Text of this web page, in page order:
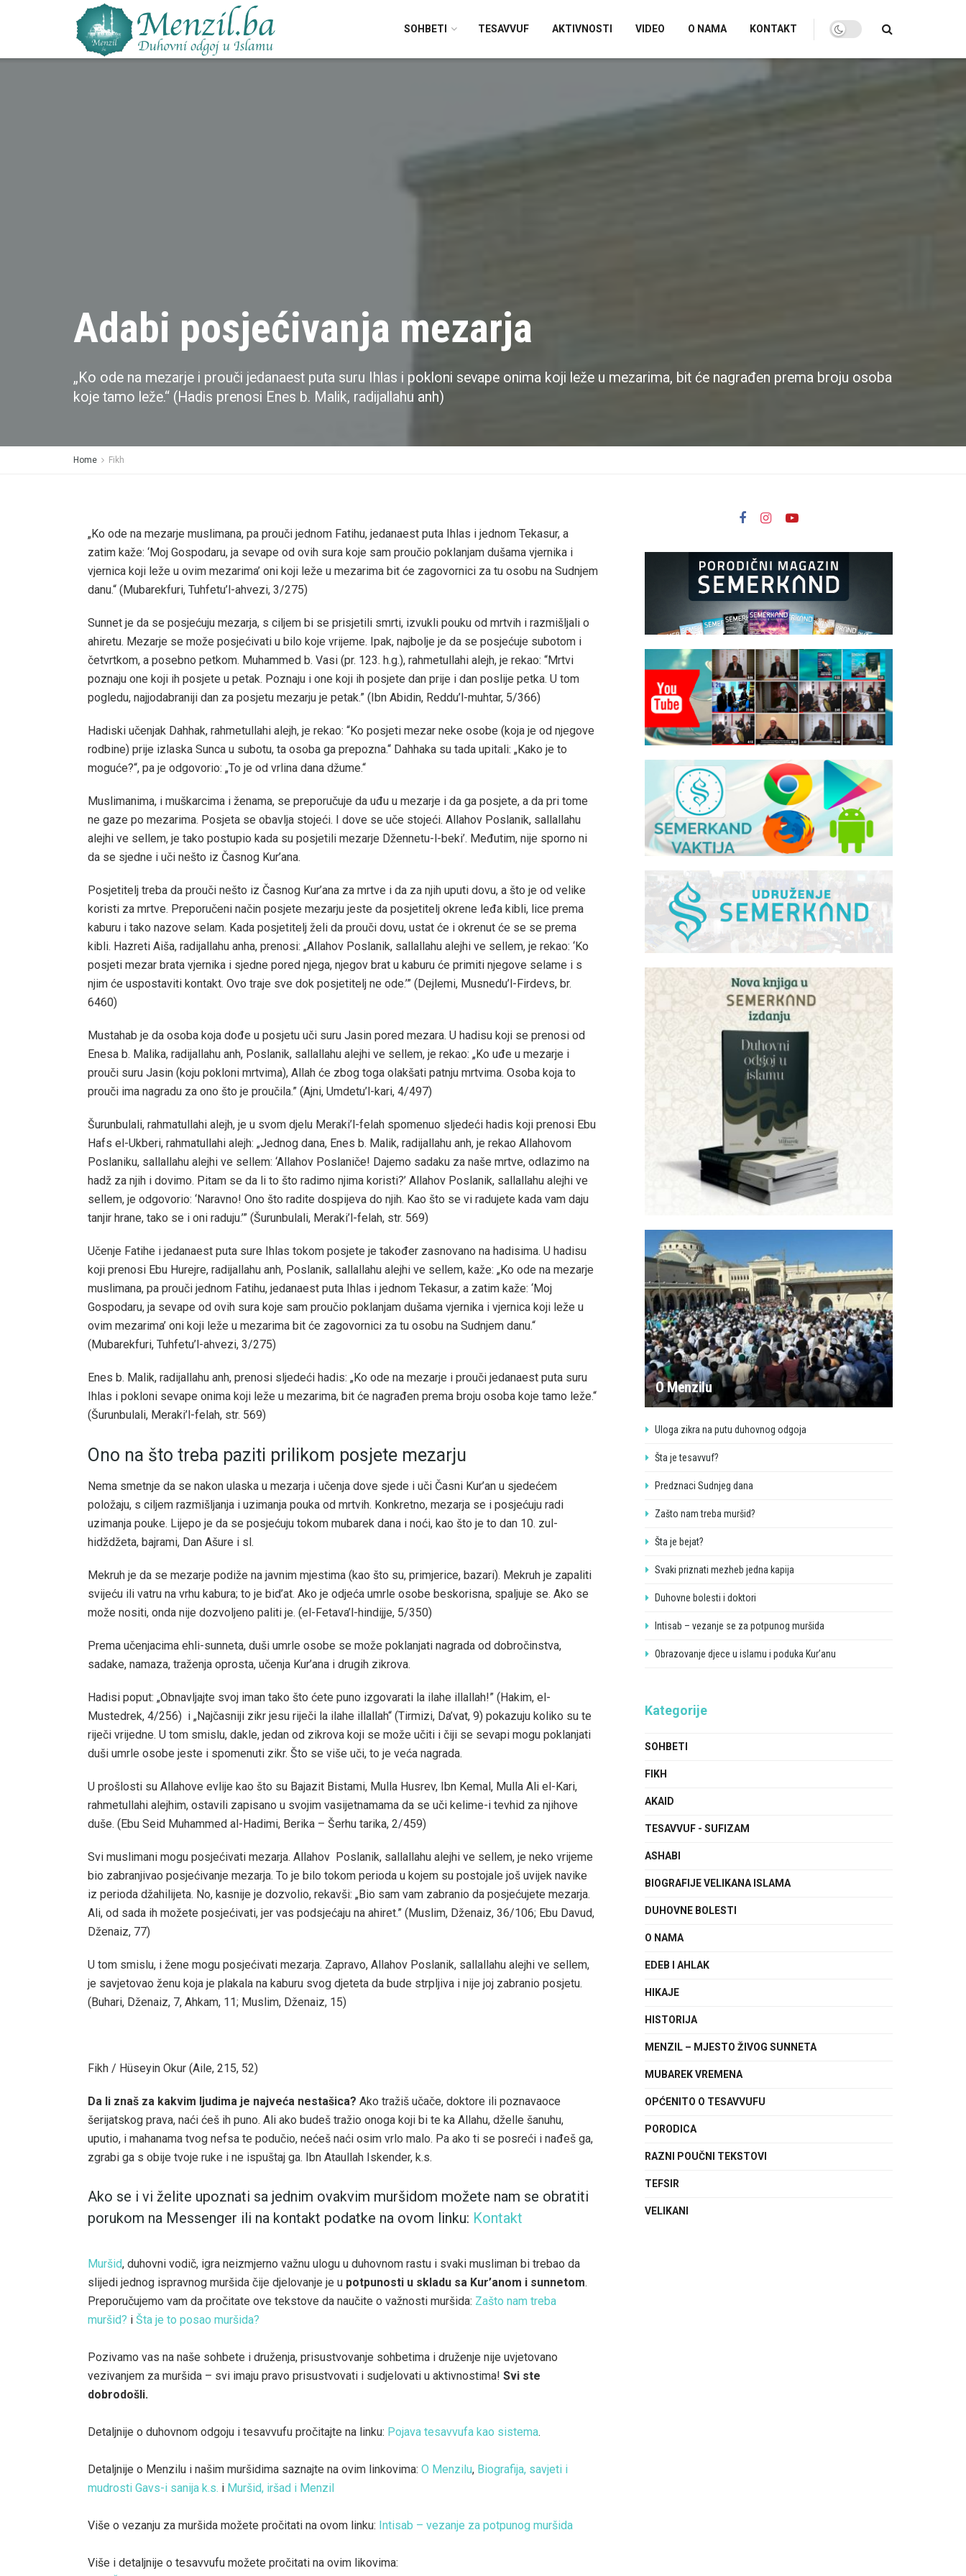
SOHBETI TESAVVUF AKTIVNOSTI VIDEO O NAMA KONTAKT
Adabi posjećivanja mezarja
„Ko ode na mezarje i prouči jedanaest puta suru Ihlas i pokloni sevape onima koji leže u mezarima, bit će nagrađen prema broju osoba
koje tamo leže.“ (Hadis prenosi Enes b. Malik, radijallahu anh)
Home Fikh
„Ko ode na mezarje muslimana, pa prouči jednom Fatihu, jedanaest puta Ihlas i jednom Tekasur, a
zatim kaže: ‘Moj Gospodaru, ja sevape od ovih sura koje sam proučio poklanjam dušama vjernika i
vjernica koji leže u ovim mezarima’ oni koji leže u mezarima bit će zagovornici za tu osobu na Sudnjem
danu.“ (Mubarekfuri, Tuhfetu’l-ahvezi, 3/275)
Sunnet je da se posjećuju mezarja, s ciljem bi se prisjetili smrti, izvukli pouku od mrtvih i razmišljali o
ahiretu. Mezarje se može posjećivati u bilo koje vrijeme. Ipak, najbolje je da se posjećuje subotom i
četvrtkom, a posebno petkom. Muhammed b. Vasi (pr. 123. h.g.), rahmetullahi alejh, je rekao: “Mrtvi
poznaju one koji ih posjete u petak. Poznaju i one koji ih posjete dan prije i dan poslije petka. U tom
pogledu, najjodabraniji dan za posjetu mezarju je petak.” (Ibn Abidin, Reddu’l-muhtar, 5/366)
Hadiski učenjak Dahhak, rahmetullahi alejh, je rekao: “Ko posjeti mezar neke osobe (koja je od njegove
rodbine) prije izlaska Sunca u subotu, ta osoba ga prepozna.“ Dahhaka su tada upitali: „Kako je to
moguće?“, pa je odgovorio: „To je od vrlina dana džume.“
Muslimanima, i muškarcima i ženama, se preporučuje da uđu u mezarje i da ga posjete, a da pri tome
ne gaze po mezarima. Posjeta se obavlja stojeći. I dove se uče stojeći. Allahov Poslanik, sallallahu
alejhi ve sellem, je tako postupio kada su posjetili mezarje Džennetu-l-beki’. Međutim, nije sporno ni
da se sjedne i uči nešto iz Časnog Kur’ana.
Posjetitelj treba da prouči nešto iz Časnog Kur’ana za mrtve i da za njih uputi dovu, a što je od velike
koristi za mrtve. Preporučeni način posjete mezarju jeste da posjetitelj okrene leđa kibli, lice prema
kaburu i tako nazove selam. Kada posjetitelj želi da prouči dovu, ustat će i okrenut će se se prema
kibli. Hazreti Aiša, radijallahu anha, prenosi: „Allahov Poslanik, sallallahu alejhi ve sellem, je rekao: ‘Ko
posjeti mezar brata vjernika i sjedne pored njega, njegov brat u kaburu će primiti njegove selame i s
njim će uspostaviti kontakt. Ovo traje sve dok posjetitelj ne ode.’” (Dejlemi, Musnedu’l-Firdevs, br.
6460)
Mustahab je da osoba koja dođe u posjetu uči suru Jasin pored mezara. U hadisu koji se prenosi od
Enesa b. Malika, radijallahu anh, Poslanik, sallallahu alejhi ve sellem, je rekao: „Ko uđe u mezarje i
prouči suru Jasin (koju pokloni mrtvima), Allah će zbog toga olakšati patnju mrtvima. Osoba koja to
prouči ima nagradu za ono što je proučila.” (Ajni, Umdetu’l-kari, 4/497)
Šurunbulali, rahmatullahi alejh, je u svom djelu Meraki’l-felah spomenuo sljedeći hadis koji prenosi Ebu
Hafs el-Ukberi, rahmatullahi alejh: „Jednog dana, Enes b. Malik, radijallahu anh, je rekao Allahovom
Poslaniku, sallallahu alejhi ve sellem: ‘Allahov Poslaniče! Dajemo sadaku za naše mrtve, odlazimo na
hadž za njih i dovimo. Pitam se da li to što radimo njima koristi?’ Allahov Poslanik, sallallahu alejhi ve
sellem, je odgovorio: ‘Naravno! Ono što radite dospijeva do njih. Kao što se vi radujete kada vam daju
tanjir hrane, tako se i oni raduju.’” (Šurunbulali, Meraki’l-felah, str. 569)
Učenje Fatihe i jedanaest puta sure Ihlas tokom posjete je također zasnovano na hadisima. U hadisu
koji prenosi Ebu Hurejre, radijallahu anh, Poslanik, sallallahu alejhi ve sellem, kaže: „Ko ode na mezarje
muslimana, pa prouči jednom Fatihu, jedanaest puta Ihlas i jednom Tekasur, a zatim kaže: ‘Moj
Gospodaru, ja sevape od ovih sura koje sam proučio poklanjam dušama vjernika i vjernica koji leže u
ovim mezarima’ oni koji leže u mezarima bit će zagovornici za tu osobu na Sudnjem danu.“
(Mubarekfuri, Tuhfetu’l-ahvezi, 3/275)
Enes b. Malik, radijallahu anh, prenosi sljedeći hadis: „Ko ode na mezarje i prouči jedanaest puta suru
Ihlas i pokloni sevape onima koji leže u mezarima, bit će nagrađen prema broju osoba koje tamo leže.“
(Šurunbulali, Meraki’l-felah, str. 569)
Ono na što treba paziti prilikom posjete mezarju
Nema smetnje da se nakon ulaska u mezarja i učenja dove sjede i uči Časni Kur’an u sjedećem
položaju, s ciljem razmišljanja i uzimanja pouka od mrtvih. Konkretno, mezarja se i posjećuju radi
uzimanja pouke. Lijepo je da se posjećuju tokom mubarek dana i noći, kao što je to dan 10. zul-
hidždžeta, bajrami, Dan Ašure i sl.
Mekruh je da se mezarje podiže na javnim mjestima (kao što su, primjerice, bazari). Mekruh je zapaliti
svijeću ili vatru na vrhu kabura; to je bid’at. Ako je odjeća umrle osobe beskorisna, spaljuje se. Ako se
može nositi, onda nije dozvoljeno paliti je. (el-Fetava’l-hindijje, 5/350)
Prema učenjacima ehli-sunneta, duši umrle osobe se može poklanjati nagrada od dobročinstva,
sadake, namaza, traženja oprosta, učenja Kur’ana i drugih zikrova.
Hadisi poput: „Obnavljajte svoj iman tako što ćete puno izgovarati la ilahe illallah!” (Hakim, el-
Mustedrek, 4/256) i „Najčasniji zikr jesu riječi la ilahe illallah“ (Tirmizi, Da’vat, 9) pokazuju koliko su te
riječi vrijedne. U tom smislu, dakle, jedan od zikrova koji se može učiti i čiji se sevapi mogu poklanjati
duši umrle osobe jeste i spomenuti zikr. Što se više uči, to je veća nagrada.
U prošlosti su Allahove evlije kao što su Bajazit Bistami, Mulla Husrev, Ibn Kemal, Mulla Ali el-Kari,
rahmetullahi alejhim, ostavili zapisano u svojim vasijetnamama da se uči kelime-i tevhid za njihove
duše. (Ebu Seid Muhammed al-Hadimi, Berika – Šerhu tarika, 2/459)
Svi muslimani mogu posjećivati mezarja. Allahov Poslanik, sallallahu alejhi ve sellem, je neko vrijeme
bio zabranjivao posjećivanje mezarja. To je bilo tokom perioda u kojem su postojale još uvijek navike
iz perioda džahilijeta. No, kasnije je dozvolio, rekavši: „Bio sam vam zabranio da posjećujete mezarja.
Ali, od sada ih možete posjećivati, jer vas podsjećaju na ahiret.” (Muslim, Dženaiz, 36/106; Ebu Davud,
Dženaiz, 77)
U tom smislu, i žene mogu posjećivati mezarja. Zapravo, Allahov Poslanik, sallallahu alejhi ve sellem,
je savjetovao ženu koja je plakala na kaburu svog djeteta da bude strpljiva i nije joj zabranio posjetu.
(Buhari, Dženaiz, 7, Ahkam, 11; Muslim, Dženaiz, 15)
Fikh / Hüseyin Okur (Aile, 215, 52)
Da li znaš za kakvim ljudima je najveća nestašica? Ako tražiš učače, doktore ili poznavaoce
šerijatskog prava, naći ćeš ih puno. Ali ako budeš tražio onoga koji bi te ka Allahu, dželle šanuhu,
uputio, i mahanama tvog nefsa te podučio, nećeš naći osim vrlo malo. Pa ako ti se posreći i nađeš ga,
zgrabi ga s obije tvoje ruke i ne ispuštaj ga. Ibn Ataullah Iskender, k.s.
Ako se i vi želite upoznati sa jednim ovakvim muršidom možete nam se obratiti
porukom na Messenger ili na kontakt podatke na ovom linku: Kontakt
Muršid, duhovni vodič, igra neizmjerno važnu ulogu u duhovnom rastu i svaki musliman bi trebao da
slijedi jednog ispravnog muršida čije djelovanje je u potpunosti u skladu sa Kur’anom i sunnetom.
Preporučujemo vam da pročitate ove tekstove da naučite o važnosti muršida: Zašto nam treba
muršid? i Šta je to posao muršida?
Pozivamo vas na naše sohbete i druženja, prisustvovanje sohbetima i druženje nije uvjetovano
vezivanjem za muršida – svi imaju pravo prisustvovati i sudjelovati u aktivnostima! Svi ste
dobrodošli.
Detaljnije o duhovnom odgoju i tesavvufu pročitajte na linku: Pojava tesavvufa kao sistema.
Detaljnije o Menzilu i našim muršidima saznajte na ovim linkovima: O Menzilu, Biografija, savjeti i
mudrosti Gavs-i sanija k.s. i Muršid, iršad i Menzil
Više o vezanju za muršida možete pročitati na ovom linku: Intisab – vezanje za potpunog muršida
Više i detaljnije o tesavvufu možete pročitati na ovim likovima:
O Menzilu
Uloga zikra na putu duhovnog odgoja
Šta je tesavvuf?
Predznaci Sudnjeg dana
Zašto nam treba muršid?
Šta je bejat?
Svaki priznati mezheb jedna kapija
Duhovne bolesti i doktori
Intisab – vezanje se za potpunog muršida
Obrazovanje djece u islamu i poduka Kur’anu
Kategorije
SOHBETI
FIKH
AKAID
TESAVVUF - SUFIZAM
ASHABI
BIOGRAFIJE VELIKANA ISLAMA
DUHOVNE BOLESTI
O NAMA
EDEB I AHLAK
HIKAJE
HISTORIJA
MENZIL – MJESTO ŽIVOG SUNNETA
MUBAREK VREMENA
OPĆENITO O TESAVVUFU
PORODICA
RAZNI POUČNI TEKSTOVI
TEFSIR
VELIKANI